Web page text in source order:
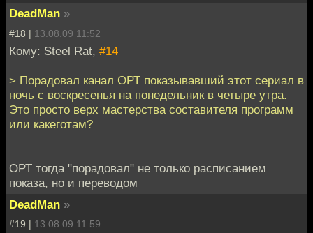
DeadMan »
#18 | 13.08.09 11:52
Кому: Steel Rat, #14
> Порадовал канал ОРТ показывавший этот сериал в
ночь с воскресенья на понедельник в четыре утра.
Это просто верх мастерства составителя программ
или какеготам?
ОРТ тогда "порадовал" не только расписанием
показа, но и переводом
DeadMan »
#19 | 13.08.09 11:59